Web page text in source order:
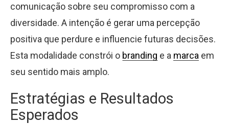
comunicação sobre seu compromisso com a
diversidade. A intenção é gerar uma percepção
positiva que perdure e influencie futuras decisões.
Esta modalidade constrói o branding e a marca em
seu sentido mais amplo.
Estratégias e Resultados
Esperados